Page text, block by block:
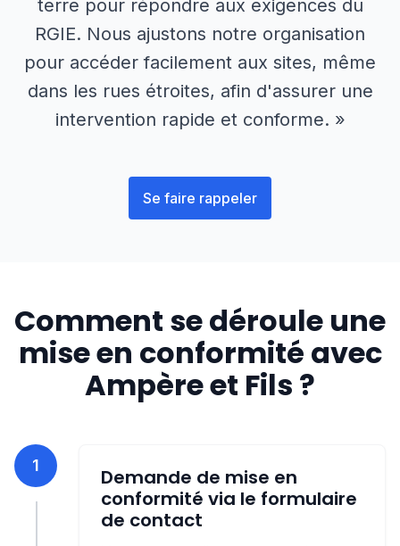
terre pour répondre aux exigences du
RGIE. Nous ajustons notre organisation
pour accéder facilement aux sites, même
dans les rues étroites, afin d'assurer une
intervention rapide et conforme. »
Se faire rappeler
Comment se déroule une
mise en conformité avec
Ampère et Fils ?
1
Demande de mise en
conformité via le formulaire
de contact